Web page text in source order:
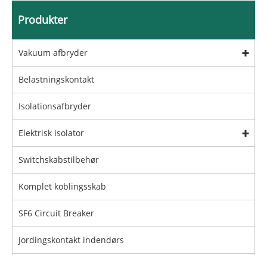
Produkter
Vakuum afbryder
Belastningskontakt
Isolationsafbryder
Elektrisk isolator
Switchskabstilbehør
Komplet koblingsskab
SF6 Circuit Breaker
Jordingskontakt indendørs